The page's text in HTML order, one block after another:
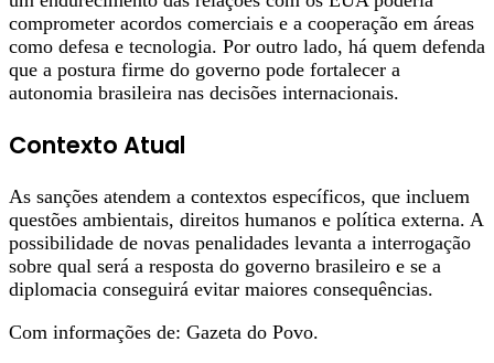
comprometer acordos comerciais e a cooperação em áreas
como defesa e tecnologia. Por outro lado, há quem defenda
que a postura firme do governo pode fortalecer a
autonomia brasileira nas decisões internacionais.
Contexto Atual
As sanções atendem a contextos específicos, que incluem
questões ambientais, direitos humanos e política externa. A
possibilidade de novas penalidades levanta a interrogação
sobre qual será a resposta do governo brasileiro e se a
diplomacia conseguirá evitar maiores consequências.
Com informações de: Gazeta do Povo.